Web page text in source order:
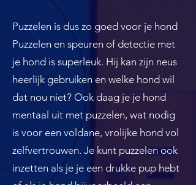
Puzzelen is dus zo goed voor je hond
Puzzelen en speuren of detectie met
je hond is superleuk. Hij kan zijn neus
heerlijk gebruiken en welke hond wil
dat nou niet? Ook daag je je hond
mentaal uit met puzzelen, wat nodig
is voor een voldane, vrolijke hond vol
zelfvertrouwen. Je kunt puzzelen ook
inzetten als je je een drukke pup hebt